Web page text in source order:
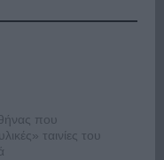
που
ταινίες του